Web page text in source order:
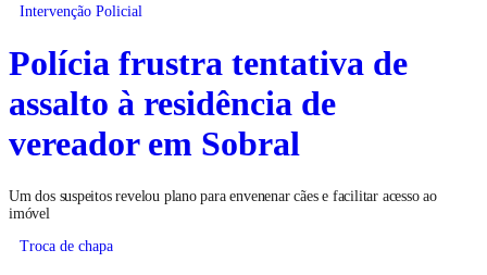
Intervenção Policial
Polícia frustra tentativa de
assalto à residência de
vereador em Sobral
Um dos suspeitos revelou plano para envenenar cães e facilitar acesso ao
imóvel
Troca de chapa